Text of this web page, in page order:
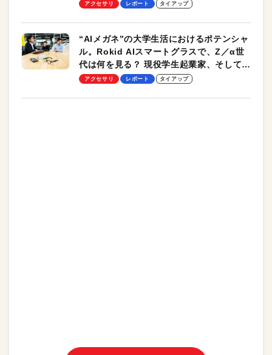
ッチ機能も搭載
アクセサリ レポート タイアップ
“AIメガネ”の大学生活におけるポテンシャ
ル。Rokid AIスマートグラスで、Z／α世
代は何を見る？ 現役学生起業家、そして教
授による体験会レポート【PR】
アクセサリ レポート タイアップ